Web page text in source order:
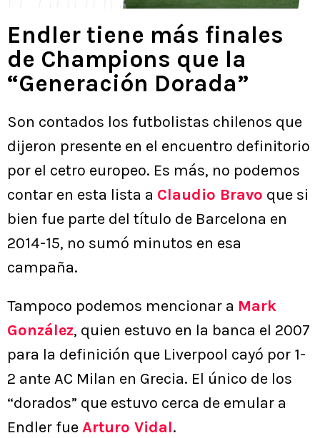
Endler tiene más finales
de Champions que la
“Generación Dorada”
Son contados los futbolistas chilenos que
dijeron presente en el encuentro definitorio
por el cetro europeo. Es más, no podemos
contar en esta lista a Claudio Bravo que si
bien fue parte del título de Barcelona en
2014-15, no sumó minutos en esa
campaña.
Tampoco podemos mencionar a Mark
González, quien estuvo en la banca el 2007
para la definición que Liverpool cayó por 1-
2 ante AC Milan en Grecia. El único de los
“dorados” que estuvo cerca de emular a
Endler fueArturo Vidal.